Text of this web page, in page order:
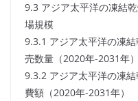
9.3 アジア太平洋の凍結
場規模
9.3.1 アジア太平洋の凍
売数量（2020年-2031年）
9.3.2 アジア太平洋の凍
費額（2020年-2031年）